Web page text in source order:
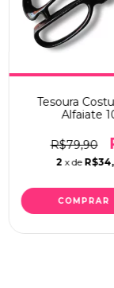
Tesoura
Alfaiate
R$79,90
2 x de